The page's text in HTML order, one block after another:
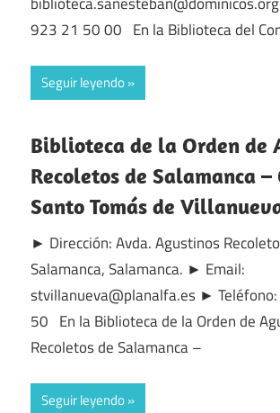
923 21 50 00 En la Biblioteca del
Seguir leyendo
Biblioteca de la Orden de
Recoletos de Salamanca –
Santo Tomás de
► Dirección: Avda. Agustinos
Salamanca, Salamanca. ► Email:
stvillanueva@planalfa.es ►
50 En la Biblioteca de la Orden de
Recoletos de Salamanca –
Seguir leyendo